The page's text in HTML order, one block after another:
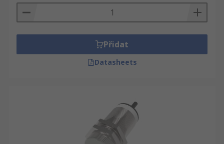
Přidat
Datasheets